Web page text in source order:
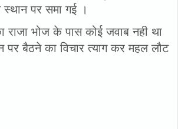
पर समा गई ।
राजा भोज के पास कोई जवाब नही था
पर बैठने का विचार त्याग कर महल लौट